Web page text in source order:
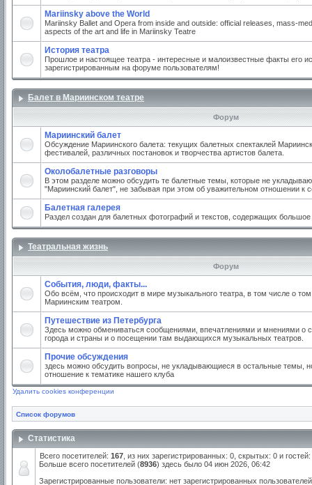
Mariinsky above the World
Mariinsky Ballet and Opera from inside and outside: official releases, mass-
aspects of the art and life in Mariinsky Teatre
История театра
Прошлое и настоящее театра - интересные и малоизвестные факты его
зарегистрированным на форуме пользователям!
Балет в Мариинском театре
Форум
Мариинский балет
Обсуждение Мариинского балета: текущих балетных спектаклей
фестивалей, различных постановок и творчества артистов балета.
Околобалетные разговоры
В этом разделе можно обсудить те балетные темы, которые не
"Мариинский балет", не забывая при этом об уважительном отношении к
Балетная галерея
Раздел создан для балетных фотографий и текстов, содержащих
Театральная жизнь
Форум
События, люди, факты...
Обо всём, что происходит в мире музыкального театра, в том числе о
Мариинским театром.
Путешествие из Петербурга
Здесь можно обмениваться сообщениями, впечатлениями и мнениями о
города и страны и о посещении там выдающихся музыкальных театров.
Прочие обсуждения
здесь можно обсудить вопросы, не укладывающиеся в остальные темы,
отношение к тематике нашего клуба
Удалить cookies конференции
Список форумов
Статистика
Всего посетителей: 167 , из них зарегистрированных: 0, скрытых: 0 и
Больше всего посетителей (8936) здесь было 04 июн 2026, 06:42
Зарегистрированные пользователи: нет зарегистрированных пользователей